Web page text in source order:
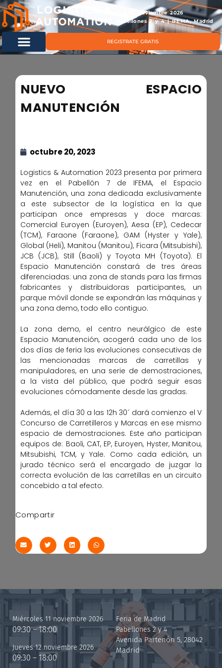
11 & 12 noviembre 2026
Pabellones 2 y 4 | IFEMA, Madrid
REGISTRATE GRATIS
NUEVO ESPACIO
MANUTENCIÓN
octubre 20, 2023
Logistics & Automation 2023 presenta por primera
vez en el Pabellón 7 de IFEMA, el Espacio
Manutención, una zona dedicada exclusivamente
a este subsector de la logística en la que
participan once empresas y doce marcas:
Comercial Euroyen (Euroyen), Aesa (EP), Cedecar
(TCM), Faraone (Faraone), GAM (Hyster y Yale),
Global (Heli), Manitou (Manitou), Ficara (Mitsubishi),
JCB (JCB), Still (Baoli) y Toyota MH (Toyota). El
Espacio Manutención constará de tres áreas
diferenciadas: una zona de stands para las firmas
fabricantes y distribuidoras participantes, un
parque móvil donde se expondrán las máquinas y
una zona demo, todo ello contiguo.
La zona demo, el centro neurálgico de este
Espacio Manutención, acogerá cada uno de los
dos días de feria las evoluciones consecutivas de
las mencionadas marcas de carretillas y
manipuladores, en una serie de demostraciones,
a la vista del público, que podrá seguir esas
evoluciones cómodamente desde las gradas.
Además, el día 30 a las 12h 30´ dará comienzo el V
Concurso de Carretilleros y Marcas en ese mismo
espacio de demostraciones. Este año participan
equipos de: Baoli, CAT, EP, Euroyen, Hyster, Manitou,
Mitsubishi, TCM, y Yale. Como cada edición, un
jurado técnico será el encargado de juzgar la
correcta evolución de las carretillas en un circuito
concebido a tal efecto.
Compartir
Miércoles 11 noviembre 2026
09:30 – 18:00
Jueves 12 noviembre 2026
09:30 – 18:00
Feria de Madrid
Pabellones 2 y 4
Avenida Partenón 5, 28042
Madrid